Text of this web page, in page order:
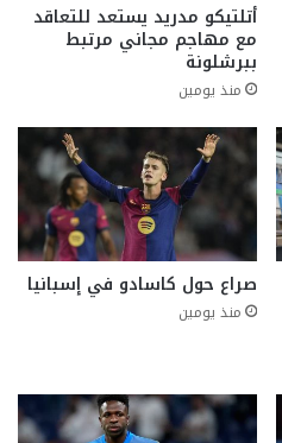
أتلتيكو مدريد يستعد للتعاقد
مع مهاجم مجاني مرتبط
ببرشلونة
منذ يومين
صراع حول كاسادو في إسبانيا
منذ يومين